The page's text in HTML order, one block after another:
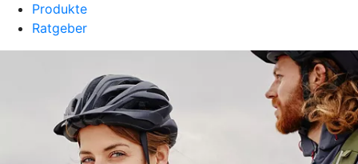
Produkte
Ratgeber